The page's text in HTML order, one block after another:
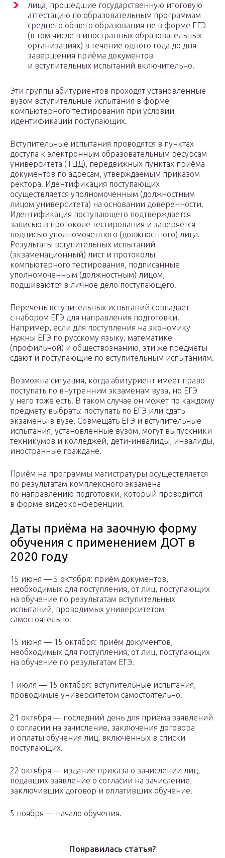
лица, прошедшие государственную итоговую
аттестацию по образовательным программам
среднего общего образования не в форме ЕГЭ
(в том числе в иностранных образовательных
организациях) в течение одного года до дня
завершения приёма документов
и вступительных испытаний включительно.
Эти группы абитуриентов проходят установленные
вузом вступительные испытания в форме
компьютерного тестирования при условии
идентификации поступающих.
Вступительные испытания проводятся в пунктах
доступа к электронным образовательным ресурсам
университета (ТЦД), передвижных пунктах приёма
документов по адресам, утверждаемым приказом
ректора. Идентификация поступающих
осуществляется уполномоченным (должностным
лицом университета) на основании доверенности.
Идентификация поступающего подтверждается
записью в протоколе тестирования и заверяется
подписью уполномоченного (должностного) лица.
Результаты вступительных испытаний
(экзаменационный) лист и протоколы
компьютерного тестирования, подписанные
уполномоченным (должностным) лицом,
подшиваются в личное дело поступающего.
Перечень вступительных испытаний совпадает
с набором ЕГЭ для направления подготовки.
Например, если для поступления на экономику
нужны ЕГЭ по русскому языку, математике
(профильной) и обществознанию, эти же предметы
сдают и поступающие по вступительным испытаниям.
Возможна ситуация, когда абитуриент имеет право
поступать по внутренним экзаменам вуза, но ЕГЭ
у него тоже есть. В таком случае он может по каждому
предмету выбрать: поступать по ЕГЭ или сдать
экзамены в вузе. Совмещать ЕГЭ и вступительные
испытания, установленные вузом, могут выпускники
техникумов и колледжей, дети-инвалиды, инвалиды,
иностранные граждане.
Приём на программы магистратуры осуществляется
по результатам комплексного экзамена
по направлению подготовки, который проводится
в форме видеоконференции.
Даты приёма на заочную форму
обучения с применением ДОТ в
2020 году
15 июня — 5 октября: приём документов,
необходимых для поступления, от лиц, поступающих
на обучение по результатам вступительных
испытаний, проводимых университетом
самостоятельно.
15 июня — 15 октября: приём документов,
необходимых для поступления, от лиц, поступающих
на обучение по результатам ЕГЭ.
1 июля — 15 октября: вступительные испытания,
проводимые университетом самостоятельно.
21 октября — последний день для приёма заявлений
о согласии на зачисление, заключения договора
и оплаты обучения лиц, включённых в списки
поступающих.
22 октября — издание приказа о зачислении лиц,
подавших заявление о согласии на зачисление,
заключивших договор и оплативших обучение.
5 ноября — начало обучения.
Понравилась статья?